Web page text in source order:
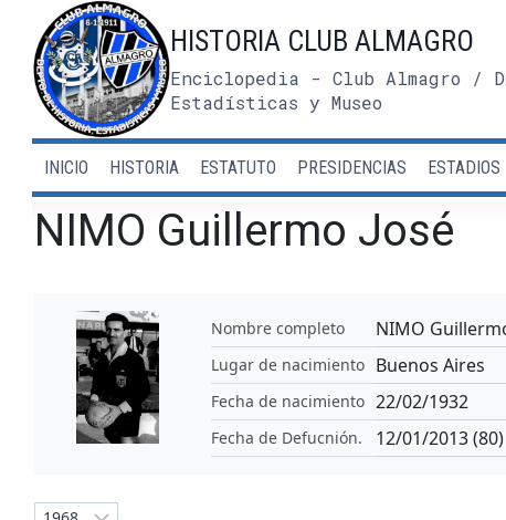
contenido
HISTORIA CLUB ALMAGRO
Enciclopedia - Club Almagro /
Estadísticas y Museo
INICIO HISTORIA ESTATUTO PRESIDENCIAS ESTADIOS
NIMO Guillermo José
Nombre completo NIMO
Lugar de nacimiento Buenos Aires
Fecha de nacimiento 22/02/1932
Fecha de Defucnión. 12/01/2013 (80)